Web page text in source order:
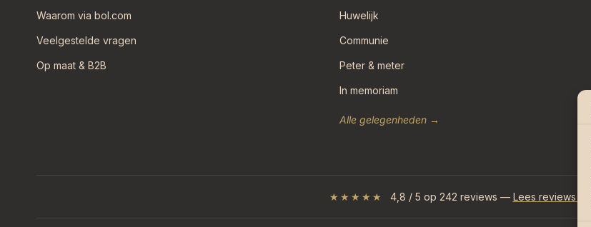
Waarom via bol.com
Veelgestelde vragen
Op maat & B2B
Huwelijk
Communie
Peter & meter
In memoriam
Alle gelegenheden →
★★★★★ 4,8 / 5 op 242 reviews — Lees reviews